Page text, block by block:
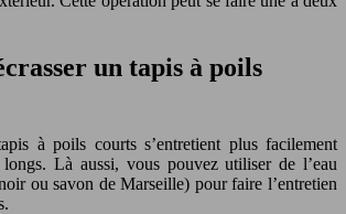
un tapis à poils
à poils courts s’entretient plus facilement
Là aussi, vous pouvez utiliser de l’eau
ou savon de Marseille) pour faire l’entretien